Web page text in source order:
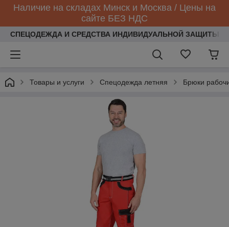
Наличие на складах Минск и Москва / Цены на
сайте БЕЗ НДС
СПЕЦОДЕЖДА И СРЕДСТВА ИНДИВИДУАЛЬНОЙ ЗАЩИТЫ
Товары и услуги Спецодежда летняя Брюки